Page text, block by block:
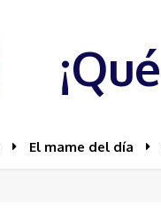
El mame del día